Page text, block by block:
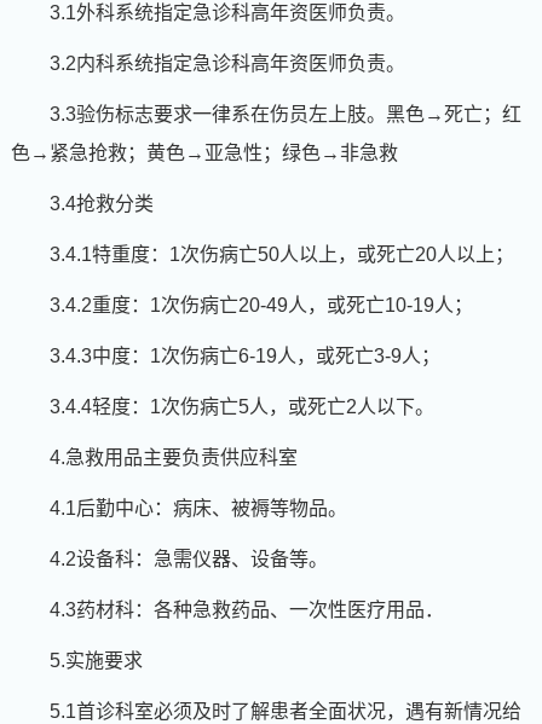
3.1外科系统指定急诊科高年资医师负责。
3.2内科系统指定急诊科高年资医师负责。
3.3验伤标志要求一律系在伤员左上肢。黑色→死亡；红
色→紧急抢救；黄色→亚急性；绿色→非急救
3.4抢救分类
3.4.1特重度：1次伤病亡50人以上，或死亡20人以上；
3.4.2重度：1次伤病亡20-49人，或死亡10-19人；
3.4.3中度：1次伤病亡6-19人，或死亡3-9人；
3.4.4轻度：1次伤病亡5人，或死亡2人以下。
4.急救用品主要负责供应科室
4.1后勤中心：病床、被褥等物品。
4.2设备科：急需仪器、设备等。
4.3药材科：各种急救药品、一次性医疗用品．
5.实施要求
5.1首诊科室必须及时了解患者全面状况，遇有新情况给